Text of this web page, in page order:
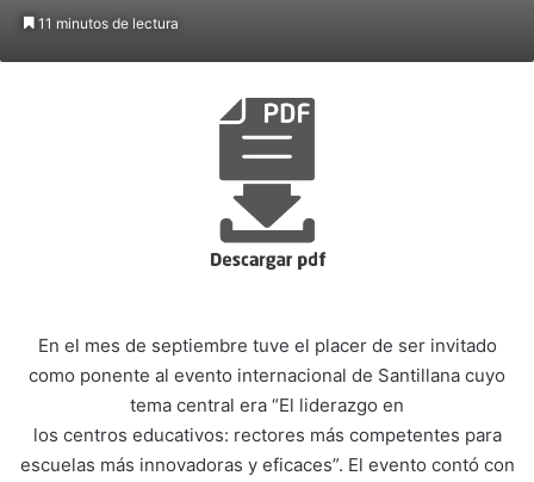
11 minutos de lectura
En el mes de septiembre tuve el placer de ser invitado
como ponente al evento internacional de Santillana cuyo
tema central era “El liderazgo en
los centros educativos: rectores más competentes para
escuelas más innovadoras y eficaces”. El evento contó con